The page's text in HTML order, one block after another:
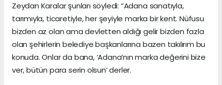
Zeydan Karalar şunları söyledi: “Adana sanatıyla,
tarımıyla, ticaretiyle, her şeyiyle marka bir kent. Nüfusu
bizden az olan ama devletten aldığı gelir bizden fazla
olan şehirlerin belediye başkanlarına bazen takılırım bu
konuda. Onlar da bana, ‘Adana’nın marka değerini bize
ver, bütün para serin olsun’ derler.